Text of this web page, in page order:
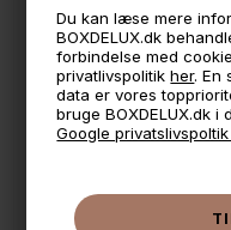
Du kan læse mere
BOXDELUX.dk
forbindelse med
privatlivspolitikher. En
data er vores
bruge BOXDELUX.dk i
Google privatslivspoltik
BPA fri plast, fremstillet i
Denne boks på 1,6 liter
12,5 x 9 og 20 cm i
🧺 Kan du lægge varen i